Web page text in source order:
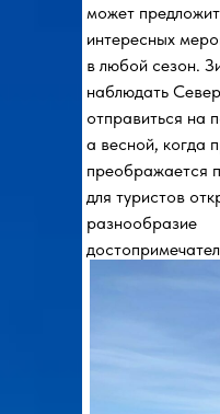
может
интересных
в любой сезон.
наблюдать
отправиться на
а весной, когда
преображается
для туристов
разнообразие